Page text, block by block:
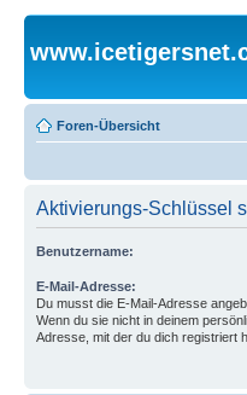
Foren-Übersicht
Aktivierungs-Schlüssel
Benutzername:
E-Mail-Adresse:
Du musst die E-Mail-Adresse
Wenn du sie nicht in deinem
Adresse, mit der du dich registriert